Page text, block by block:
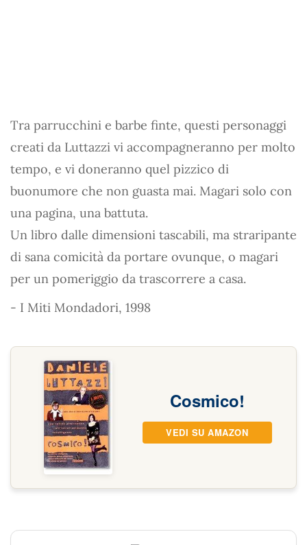
Tra parrucchini e barbe finte, questi personaggi
creati da Luttazzi vi accompagneranno per molto
tempo, e vi doneranno quel pizzico di
buonumore che non guasta mai. Magari solo con
una pagina, una battuta.
Un libro dalle dimensioni tascabili, ma straripante
di sana comicità da portare ovunque, o magari
per un pomeriggio da trascorrere a casa.
- I Miti Mondadori, 1998
Cosmico!
VEDI SU AMAZON